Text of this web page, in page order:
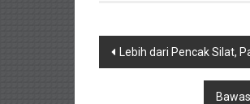
Navigasi
Lebih dari Pencak Silat,